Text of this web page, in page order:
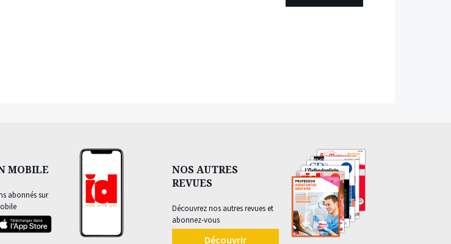
MOBILE
abonnés sur
NOS AUTRES
REVUES
Découvrez nos autres revues et
abonnez-vous
Découvrir